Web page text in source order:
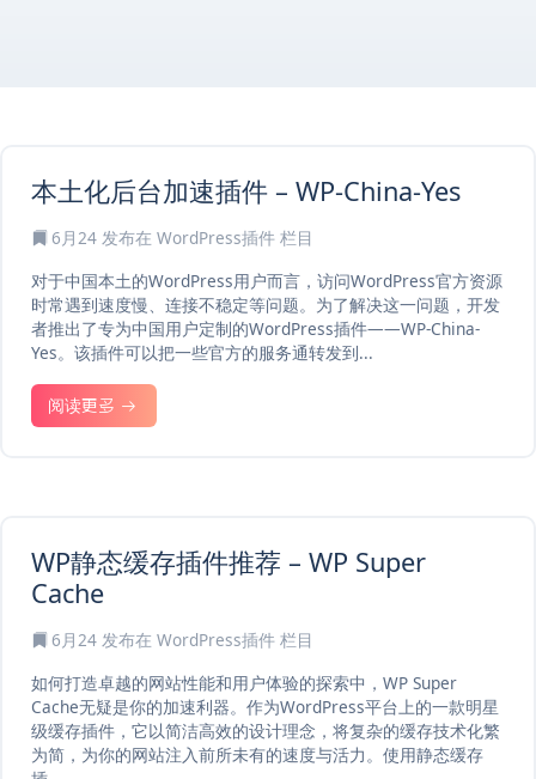
本土化后台加速插件 – WP-China-Yes
6月24 发布在 WordPress插件 栏目
对于中国本土的WordPress用户而言，访问WordPress官方资源
时常遇到速度慢、连接不稳定等问题。为了解决这一问题，开发
者推出了专为中国用户定制的WordPress插件——WP-China-
Yes。该插件可以把一些官方的服务通转发到...
阅读更多
WP静态缓存插件推荐 – WP Super
Cache
6月24 发布在 WordPress插件 栏目
如何打造卓越的网站性能和用户体验的探索中，WP Super
Cache无疑是你的加速利器。作为WordPress平台上的一款明星
级缓存插件，它以简洁高效的设计理念，将复杂的缓存技术化繁
为简，为你的网站注入前所未有的速度与活力。使用静态缓存